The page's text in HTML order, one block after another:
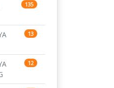
135
13
12